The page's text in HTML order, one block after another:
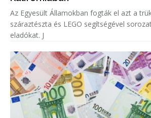
Az Egyesült Államokban fogták el azt a
száraztészta és LEGO segítségével
eladókat. J